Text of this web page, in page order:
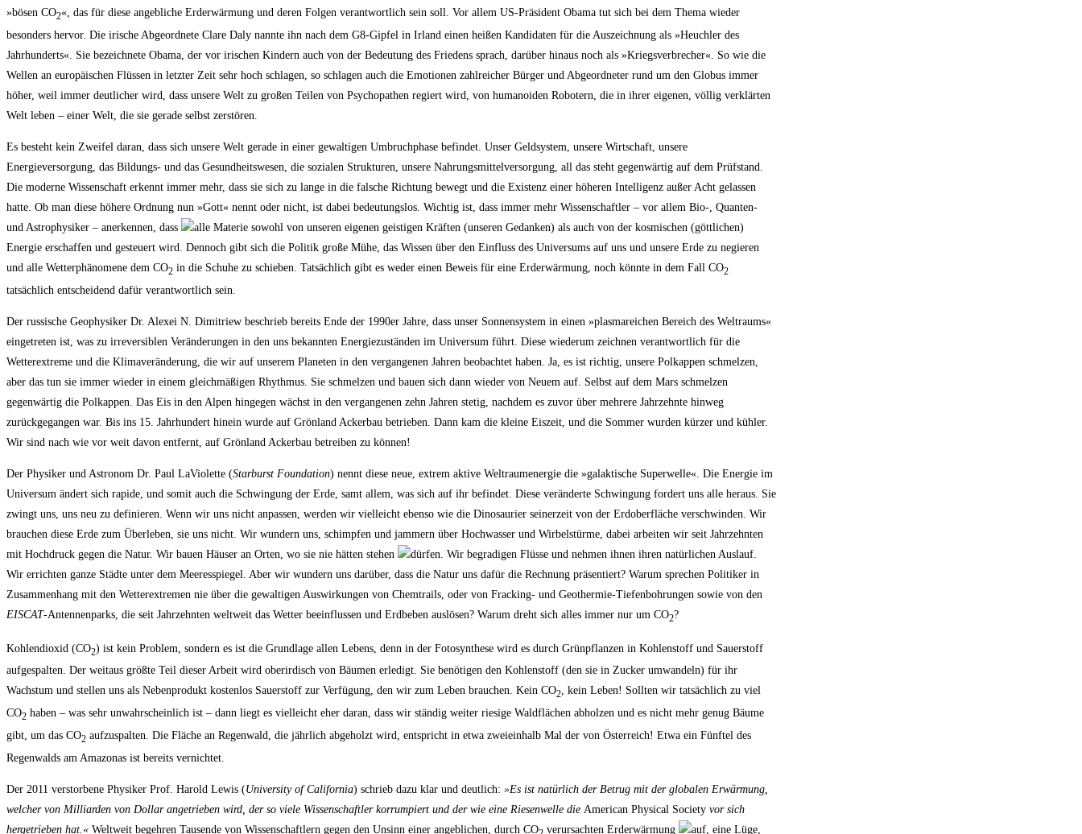
»bösen CO2«, das für diese angebliche Erderwärmung und deren Folgen verantwortlich sein soll. Vor allem US-Präsident Obama tut sich bei dem Thema wieder
besonders hervor. Die irische Abgeordnete Clare Daly nannte ihn nach dem G8-Gipfel in Irland einen heißen Kandidaten für die Auszeichnung als »Heuchler des
Jahrhunderts«. Sie bezeichnete Obama, der vor irischen Kindern auch von der Bedeutung des Friedens sprach, darüber hinaus noch als »Kriegsverbrecher«. So wie die
Wellen an europäischen Flüssen in letzter Zeit sehr hoch schlagen, so schlagen auch die Emotionen zahlreicher Bürger und Abgeordneter rund um den Globus immer
höher, weil immer deutlicher wird, dass unsere Welt zu großen Teilen von Psychopathen regiert wird, von humanoiden Robotern, die in ihrer eigenen, völlig verklärten
Welt leben – einer Welt, die sie gerade selbst zerstören.
Es besteht kein Zweifel daran, dass sich unsere Welt gerade in einer gewaltigen Umbruchphase befindet. Unser Geldsystem, unsere Wirtschaft, unsere
Energieversorgung, das Bildungs- und das Gesundheitswesen, die sozialen Strukturen, unsere Nahrungsmittelversorgung, all das steht gegenwärtig auf dem Prüfstand.
Die moderne Wissenschaft erkennt immer mehr, dass sie sich zu lange in die falsche Richtung bewegt und die Existenz einer höheren Intelligenz außer Acht gelassen
hatte. Ob man diese höhere Ordnung nun »Gott« nennt oder nicht, ist dabei bedeutungslos. Wichtig ist, dass immer mehr Wissenschaftler – vor allem Bio-, Quanten-
und Astrophysiker – anerkennen, dass
alle Materie sowohl von unseren eigenen geistigen Kräften (unseren Gedanken) als auch von der kosmischen (göttlichen)
Energie erschaffen und gesteuert wird. Dennoch gibt sich die Politik große Mühe, das Wissen über den Einfluss des Universums auf uns und unsere Erde zu negieren
und alle Wetterphänomene dem CO2 in die Schuhe zu schieben. Tatsächlich gibt es weder einen Beweis für eine Erderwärmung, noch könnte in dem Fall CO2
tatsächlich entscheidend dafür verantwortlich sein.
Der russische Geophysiker Dr. Alexei N. Dimitriew beschrieb bereits Ende der 1990er Jahre, dass unser Sonnensystem in einen »plasmareichen Bereich des Weltraums«
eingetreten ist, was zu irreversiblen Veränderungen in den uns bekannten Energiezuständen im Universum führt. Diese wiederum zeichnen verantwortlich für die
Wetterextreme und die Klimaveränderung, die wir auf unserem Planeten in den vergangenen Jahren beobachtet haben. Ja, es ist richtig, unsere Polkappen schmelzen,
aber das tun sie immer wieder in einem gleichmäßigen Rhythmus. Sie schmelzen und bauen sich dann wieder von Neuem auf. Selbst auf dem Mars schmelzen
gegenwärtig die Polkappen. Das Eis in den Alpen hingegen wächst in den vergangenen zehn Jahren stetig, nachdem es zuvor über mehrere Jahrzehnte hinweg
zurückgegangen war. Bis ins 15. Jahrhundert hinein wurde auf Grönland Ackerbau betrieben. Dann kam die kleine Eiszeit, und die Sommer wurden kürzer und kühler.
Wir sind nach wie vor weit davon entfernt, auf Grönland Ackerbau betreiben zu können!
Der Physiker und Astronom Dr. Paul LaViolette (Starburst Foundation) nennt diese neue, extrem aktive Weltraumenergie die »galaktische Superwelle«. Die Energie im
Universum ändert sich rapide, und somit auch die Schwingung der Erde, samt allem, was sich auf ihr befindet. Diese veränderte Schwingung fordert uns alle heraus. Sie
zwingt uns, uns neu zu definieren. Wenn wir uns nicht anpassen, werden wir vielleicht ebenso wie die Dinosaurier seinerzeit von der Erdoberfläche verschwinden. Wir
brauchen diese Erde zum Überleben, sie uns nicht. Wir wundern uns, schimpfen und jammern über Hochwasser und Wirbelstürme, dabei arbeiten wir seit Jahrzehnten
mit Hochdruck gegen die Natur. Wir bauen Häuser an Orten, wo sie nie hätten stehen
dürfen. Wir begradigen Flüsse und nehmen ihnen ihren natürlichen Auslauf.
Wir errichten ganze Städte unter dem Meeresspiegel. Aber wir wundern uns darüber, dass die Natur uns dafür die Rechnung präsentiert? Warum sprechen Politiker in
Zusammenhang mit den Wetterextremen nie über die gewaltigen Auswirkungen von Chemtrails, oder von Fracking- und Geothermie-Tiefenbohrungen sowie von den
EISCAT-Antennenparks, die seit Jahrzehnten weltweit das Wetter beeinflussen und Erdbeben auslösen? Warum dreht sich alles immer nur um CO2?
Kohlendioxid (CO2) ist kein Problem, sondern es ist die Grundlage allen Lebens, denn in der Fotosynthese wird es durch Grünpflanzen in Kohlenstoff und Sauerstoff
aufgespalten. Der weitaus größte Teil dieser Arbeit wird oberirdisch von Bäumen erledigt. Sie benötigen den Kohlenstoff (den sie in Zucker umwandeln) für ihr
Wachstum und stellen uns als Nebenprodukt kostenlos Sauerstoff zur Verfügung, den wir zum Leben brauchen. Kein CO2, kein Leben! Sollten wir tatsächlich zu viel
CO2 haben – was sehr unwahrscheinlich ist – dann liegt es vielleicht eher daran, dass wir ständig weiter riesige Waldflächen abholzen und es nicht mehr genug Bäume
gibt, um das CO2 aufzuspalten. Die Fläche an Regenwald, die jährlich abgeholzt wird, entspricht in etwa zweieinhalb Mal der von Österreich! Etwa ein Fünftel des
Regenwalds am Amazonas ist bereits vernichtet.
Der 2011 verstorbene Physiker Prof. Harold Lewis (University of California) schrieb dazu klar und deutlich: »Es ist natürlich der Betrug mit der globalen Erwärmung,
welcher von Milliarden von Dollar angetrieben wird, der so viele Wissenschaftler korrumpiert und der wie eine Riesenwelle die American Physical Society vor sich
hergetrieben hat.« Weltweit begehren Tausende von Wissenschaftlern gegen den Unsinn einer angeblichen, durch CO verursachten Erderwärmung auf, eine Lüge,